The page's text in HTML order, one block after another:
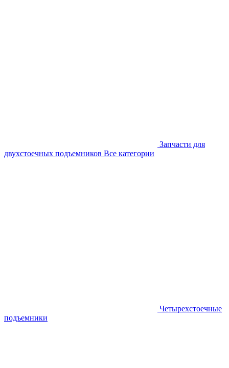
Запчасти для
двухстоечных подъемников Все категории
Четырехстоечные
подъемники